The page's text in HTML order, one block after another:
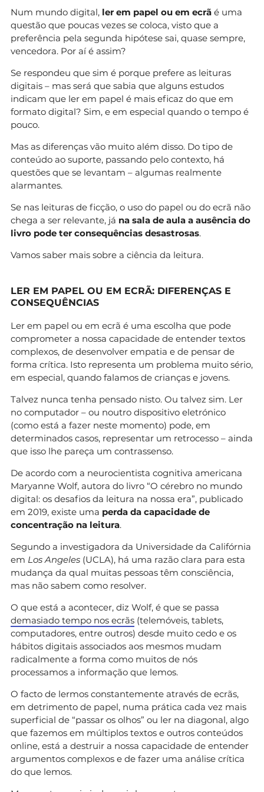
Num mundo digital, ler em papel ou em ecrã é uma
questão que poucas vezes se coloca, visto que a
preferência pela segunda hipótese sai, quase sempre,
vencedora. Por aí é assim?
Se respondeu que sim é porque prefere as leituras
digitais – mas será que sabia que alguns estudos
indicam que ler em papel é mais eficaz do que em
formato digital? Sim, e em especial quando o tempo é
pouco.
Mas as diferenças vão muito além disso. Do tipo de
conteúdo ao suporte, passando pelo contexto, há
questões que se levantam – algumas realmente
alarmantes.
Se nas leituras de ficção, o uso do papel ou do ecrã não
chega a ser relevante, já na sala de aula a ausência do
livro pode ter consequências desastrosas.
Vamos saber mais sobre a ciência da leitura.
LER EM PAPEL OU EM ECRÃ: DIFERENÇAS E
CONSEQUÊNCIAS
Ler em papel ou em ecrã é uma escolha que pode
comprometer a nossa capacidade de entender textos
complexos, de desenvolver empatia e de pensar de
forma crítica. Isto representa um problema muito sério,
em especial, quando falamos de crianças e jovens.
Talvez nunca tenha pensado nisto. Ou talvez sim. Ler
no computador – ou noutro dispositivo eletrónico
(como está a fazer neste momento) pode, em
determinados casos, representar um retrocesso – ainda
que isso lhe pareça um contrassenso.
De acordo com a neurocientista cognitiva americana
Maryanne Wolf, autora do livro “O cérebro no mundo
digital: os desafios da leitura na nossa era”, publicado
em 2019, existe uma perda da capacidade de
concentração na leitura.
Segundo a investigadora da Universidade da Califórnia
em Los Angeles (UCLA), há uma razão clara para esta
mudança da qual muitas pessoas têm consciência,
mas não sabem como resolver.
O que está a acontecer, diz Wolf, é que se passa
demasiado tempo nos ecrãs (telemóveis, tablets,
computadores, entre outros) desde muito cedo e os
hábitos digitais associados aos mesmos mudam
radicalmente a forma como muitos de nós
processamos a informação que lemos.
O facto de lermos constantemente através de ecrãs,
em detrimento de papel, numa prática cada vez mais
superficial de “passar os olhos” ou ler na diagonal, algo
que fazemos em múltiplos textos e outros conteúdos
online, está a destruir a nossa capacidade de entender
argumentos complexos e de fazer uma análise crítica
do que lemos.